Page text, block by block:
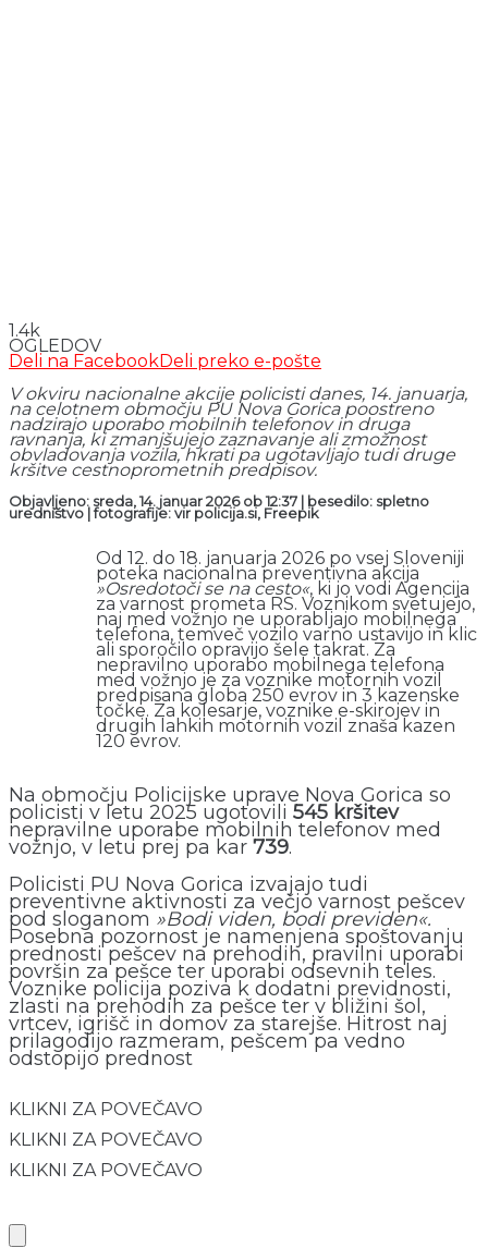
1.4k
OGLEDOV
Deli na FacebookDeli preko e-pošte
V okviru nacionalne akcije policisti danes, 14. januarja,
na celotnem območju PU Nova Gorica poostreno
nadzirajo uporabo mobilnih telefonov in druga
ravnanja, ki zmanjšujejo zaznavanje ali zmožnost
obvladovanja vozila, hkrati pa ugotavljajo tudi druge
kršitve cestnoprometnih predpisov.
Objavljeno: sreda, 14. januar 2026 ob 12:37 | besedilo: spletno
uredništvo | fotografije: vir policija.si, Freepik
Od 12. do 18. januarja 2026 po vsej Sloveniji
poteka nacionalna preventivna akcija
»Osredotoči se na cesto«, ki jo vodi Agencija
za varnost prometa RS. Voznikom svetujejo,
naj med vožnjo ne uporabljajo mobilnega
telefona, temveč vozilo varno ustavijo in klic
ali sporočilo opravijo šele takrat. Za
nepravilno uporabo mobilnega telefona
med vožnjo je za voznike motornih vozil
predpisana globa 250 evrov in 3 kazenske
točke. Za kolesarje, voznike e-skirojev in
drugih lahkih motornih vozil znaša kazen
120 evrov.
Na območju Policijske uprave Nova Gorica so
policisti v letu 2025 ugotovili 545 kršitev
nepravilne uporabe mobilnih telefonov med
vožnjo, v letu prej pa kar 739.
Policisti PU Nova Gorica izvajajo tudi
preventivne aktivnosti za večjo varnost pešcev
pod sloganom »Bodi viden, bodi previden«.
Posebna pozornost je namenjena spoštovanju
prednosti pešcev na prehodih, pravilni uporabi
površin za pešce ter uporabi odsevnih teles.
Voznike policija poziva k dodatni previdnosti,
zlasti na prehodih za pešce ter v bližini šol,
vrtcev, igrišč in domov za starejše. Hitrost naj
prilagodijo razmeram, pešcem pa vedno
odstopijo prednost
KLIKNI ZA POVEČAVO
KLIKNI ZA POVEČAVO
KLIKNI ZA POVEČAVO